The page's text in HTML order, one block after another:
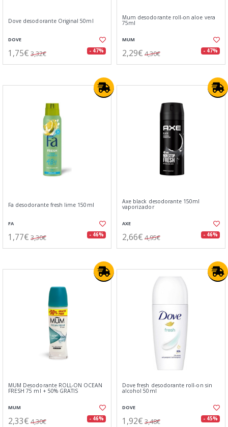
Dove desodorante Original 50ml
DOVE
1,75€ 3,32€ - 47%
Mum desodorante roll-on aloe vera
75ml
MUM
2,29€ 4,30€ - 47%
Fa desodorante fresh lime 150ml
FA
1,77€ 3,30€ - 46%
Axe black desodorante 150ml
vaporizador
AXE
2,66€ 4,95€ - 46%
MUM Desodorante ROLL-ON OCEAN
FRESH 75 ml + 50% GRATIS
MUM
2,33€ 4,30€ - 46%
Dove fresh desodorante roll-on sin
alcohol 50ml
DOVE
1,92€ 3,48€ - 45%